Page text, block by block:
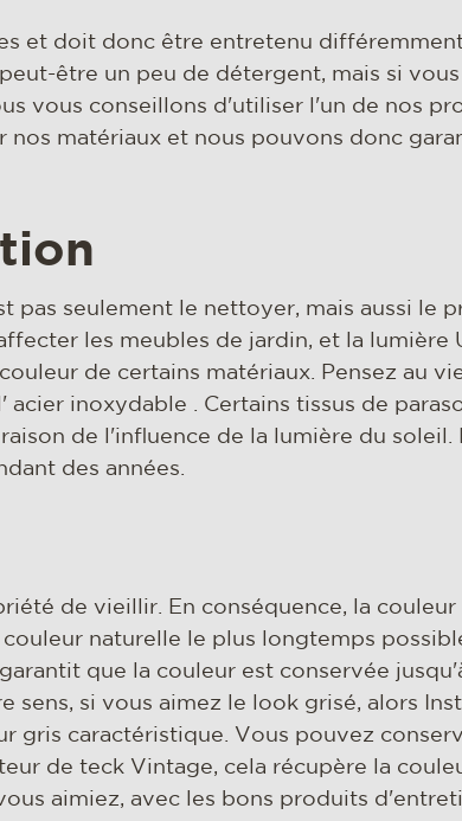
et doit donc être entretenu
être un peu de détergent, mais si
vous conseillons d'utiliser l'un de nos
matériaux et nous pouvons donc
pas seulement le nettoyer, mais aussi le
les meubles de jardin, et la lumière
de certains matériaux. Pensez au
inoxydable . Certains tissus de
de l'influence de la lumière du soleil.
des années.
de vieillir. En conséquence, la
naturelle le plus longtemps
que la couleur est conservée
sens, si vous aimez le look grisé, alors
gris caractéristique. Vous pouvez
de teck Vintage, cela récupère la
aimiez, avec les bons produits